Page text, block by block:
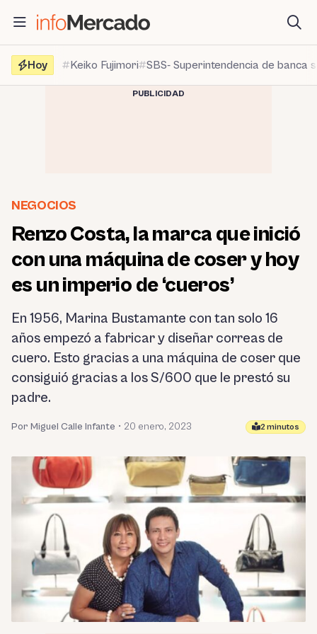
contenido
Hoy
Keiko Fujimori SBS- Superintendencia de banca
PUBLICIDAD
NEGOCIOS
Renzo Costa, la marca que inició
con una máquina de coser y hoy
es un imperio de ‘cueros’
En 1956, Marina Bustamante con tan solo 16
años empezó a fabricar y diseñar correas de
cuero. Esto gracias a una máquina de coser que
consiguió gracias a los S/600 que le prestó su
padre.
Por Miguel Calle Infante • 20 enero, 2023 2 minutos